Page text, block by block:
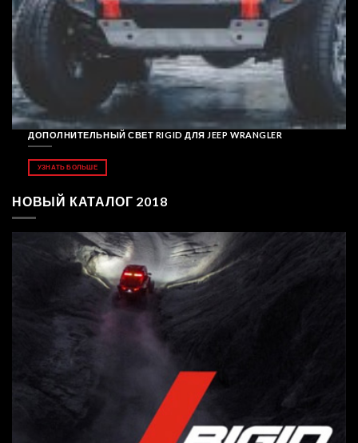
ДОПОЛНИТЕЛЬНЫЙ СВЕТ RIGID ДЛЯ JEEP WRANGLER
УЗНАТЬ БОЛЬШЕ
НОВЫЙ КАТАЛОГ 2018